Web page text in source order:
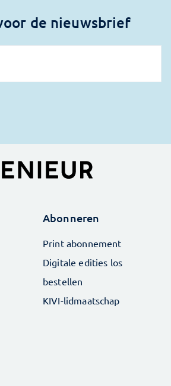
de nieuwsbrief
Abonneren
Print abonnement
Digitale edities los
bestellen
KIVI-lidmaatschap